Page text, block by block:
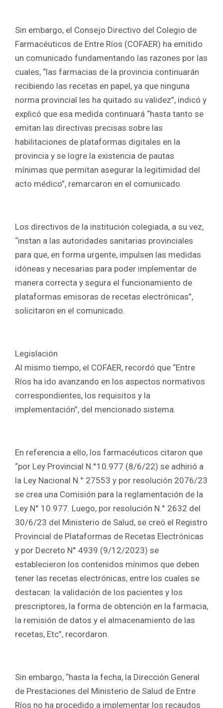
Sin embargo, el Consejo Directivo del Colegio de
Farmacéuticos de Entre Ríos (COFAER) ha emitido
un comunicado fundamentando las razones por las
cuales, “las farmacias de la provincia continuarán
recibiendo las recetas en papel, ya que ninguna
norma provincial les ha quitado su validez”, indicó y
explicó que esa medida continuará “hasta tanto se
emitan las directivas precisas sobre las
habilitaciones de plataformas digitales en la
provincia y se logre la existencia de pautas
mínimas que permitan asegurar la legitimidad del
acto médico”, remarcaron en el comunicado.
Los directivos de la institución colegiada, a su vez,
“instan a las autoridades sanitarias provinciales
para que, en forma urgente, impulsen las medidas
idóneas y necesarias para poder implementar de
manera correcta y segura el funcionamiento de
plataformas emisoras de recetas electrónicas”,
solicitaron en el comunicado.
Legislación
Al mismo tiempo, el COFAER, recordó que “Entre
Ríos ha ido avanzando en los aspectos normativos
correspondientes, los requisitos y la
implementación”, del mencionado sistema.
En referencia a ello, los farmacéuticos citaron que
“por Ley Provincial N.°10.977 (8/6/22) se adhirió a
la Ley Nacional N.° 27553 y por resolución 2076/23
se crea una Comisión para la reglamentación de la
Ley N° 10.977. Luego, por resolución N.° 2632 del
30/6/23 del Ministerio de Salud, se creó el Registro
Provincial de Plataformas de Recetas Electrónicas
y por Decreto N° 4939 (9/12/2023) se
establecieron los contenidos mínimos que deben
tener las recetas electrónicas, entre los cuales se
destacan: la validación de los pacientes y los
prescriptores, la forma de obtención en la farmacia,
la remisión de datos y el almacenamiento de las
recetas, Etc”, recordaron.
Sin embargo, “hasta la fecha, la Dirección General
de Prestaciones del Ministerio de Salud de Entre
Ríos no ha procedido a implementar los recaudos